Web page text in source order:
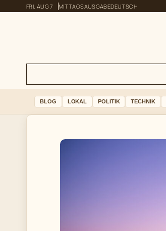
FRI, AUG 7 MITTAGSAUSGABEDEUTSCH
BLOG LOKAL POLITIK TECHNIK